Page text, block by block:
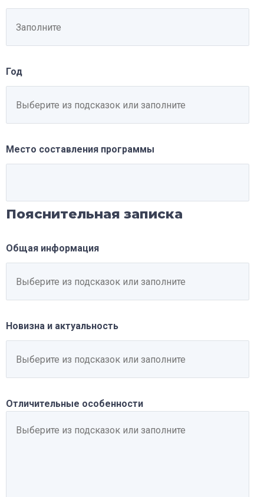
Год
Место составления программы
Пояснительная записка
Общая информация
Новизна и актуальность
Отличительные особенности